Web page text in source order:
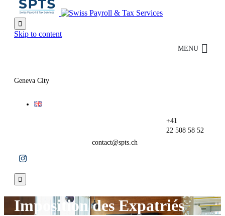

Skip to content
MENU
Geneva City
+41
22 508 58 52
contact@spts.ch

Imposition des Expatriés